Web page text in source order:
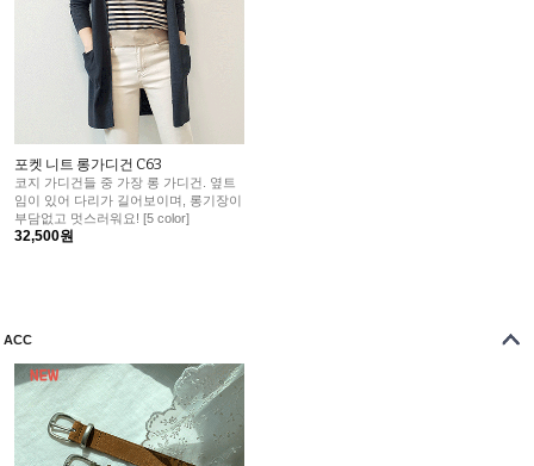
포켓 니트 롱가디건 C63
코지 가디건들 중 가장 롱 가디건. 옆트
임이 있어 다리가 길어보이며, 롱기장이
부담없고 멋스러워요! [5 color]
32,500원
ACC